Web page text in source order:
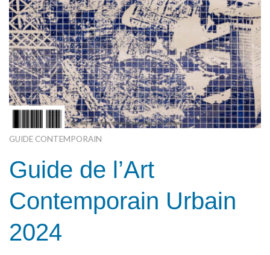
GUIDE CONTEMPORAIN
Guide de l’Art
Contemporain Urbain
2024